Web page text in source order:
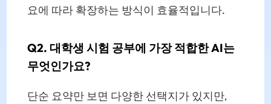
요에 따라 확장하는 방식이 효율적입니다.
Q2. 대학생 시험 공부에 가장 적합한 AI는
무엇인가요?
단순 요약만 보면 다양한 선택지가 있지만,